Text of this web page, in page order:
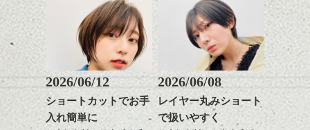
身近なモノを表現に利用する、この感覚っ
て以外と忘れがち？
きっといつも居る場所、いつも会う人から
も何か生まれるはずですね、
ム等の質感を調整しやす
いものを全体になじませ
整えるだけですよ。
これからのスタイルチェ
ンジの事等
是非なんでもご相談して
も出しやすくていろいろ
おすすめですね。
前髪もやや重めにカット
してラインを強調するの
もこれからは良い感じで
す、
目元が引き締まった印象
に。
そんなショートカット。
軽めの前髪で透け感を演
出できるので、
この時期とてもおすすめ
ですよ。
2026/06/12
ショートカットでお手
入れ簡単に
2026/06/08
レイヤー丸みショート
で扱いやすく